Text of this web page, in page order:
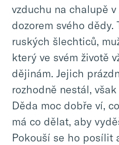
vzduchu na chalupě
dozorem svého dědy.
ruských šlechticů,
který ve svém životě
dějinám. Jejich
rozhodně nestál,
Děda moc dobře ví,
má co dělat, aby
Pokouší se ho posílit